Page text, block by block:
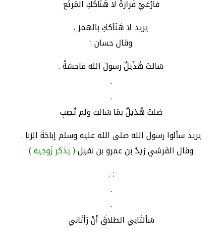
فارْعَيْ فَزازةُ لا هَنَاككِ المَرتَع
يريد لا هَنَأككِ بالهمز .
وقال حسان :
سَالتْ هُذْيلٌ رسولَ الله فاحشةً .
.
.
ضلتْ هُذيلٌ بمَا سَالت ولم تُصِبِ
يريد سألوا رسول الله صلى الله عليه وسلم إباحَةَ الزنا .
وقال القرشي زيدُ بن عمرو بن نفيل( يذكر زَوجيه )
: .
.
.
سَألتَانِي الطلاقَ أنْ رَأتَاني